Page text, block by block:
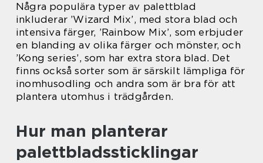
Några populära typer av palettblad
inkluderar ’Wizard Mix’, med stora blad och
intensiva färger, ’Rainbow Mix’, som erbjuder
en blanding av olika färger och mönster, och
’Kong series’, som har extra stora blad. Det
finns också sorter som är särskilt lämpliga för
inomhusodling och andra som är bra för att
plantera utomhus i trädgården.
Hur man planterar
palettbladssticklingar